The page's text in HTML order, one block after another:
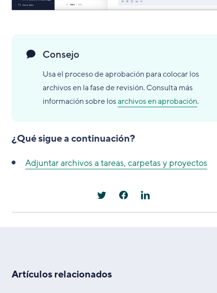
Consejo
Usa el proceso de aprobación para colocar los
archivos en la fase de revisión. Consulta más
información sobre losarchivos en aprobación.
¿Qué sigue a continuación?
Adjuntar archivos a tareas, carpetas y proyectos
Artículos relacionados